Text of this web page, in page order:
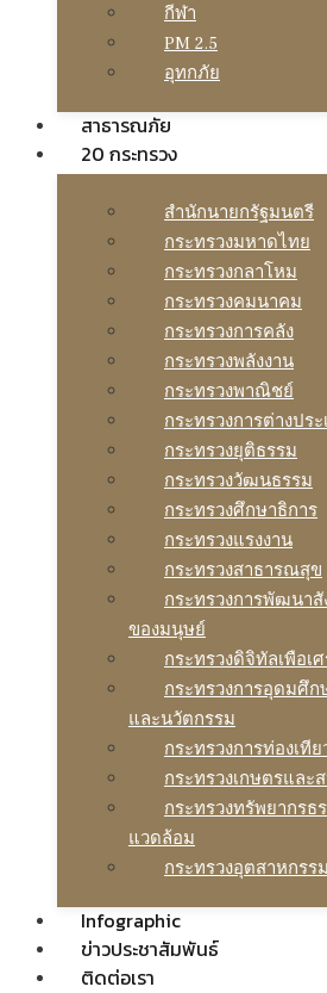
กีฬา
PM 2.5
อุทกภัย
สาธารณภัย
20 กระทรวง
สํานักนายกรัฐมนตรี
กระทรวงมหาดไทย
กระทรวงกลาโหม
กระทรวงคมนาคม
กระทรวงการคลัง
กระทรวงพลังงาน
กระทรวงพาณิชย์
กระทรวงการต่างประ
กระทรวงยุติธรรม
กระทรวงวัฒนธรรม
กระทรวงศึกษาธิการ
กระทรวงแรงงาน
กระทรวงสาธารณสุข
กระทรวงการพัฒนา
ของมนุษย์
กระทรวงดิจิทัลเพือเ
กระทรวงการอุดมศึ
และนวัตกรรม
กระทรวงการท่องเที
กระทรวงเกษตรและ
กระทรวงทรัพยากรธ
แวดล้อม
กระทรวงอุตสาหกรรม
Infographic
ข่าวประชาสัมพันธ์
ติดต่อเรา